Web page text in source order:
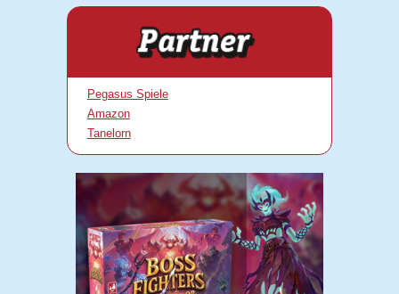
Pegasus Spiele
Amazon
Tanelorn